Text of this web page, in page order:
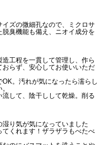
ズの微細孔なので、ミクロサ
臭機能も備え、ニオイ成分を
工程を一貫して管理し、作ら
らず、安心してお使いいただ
。汚れが気になったら濡らし
して、陰干しして乾燥。削る
湿り気が気になっていました
くれます！ザラザラもべたべ